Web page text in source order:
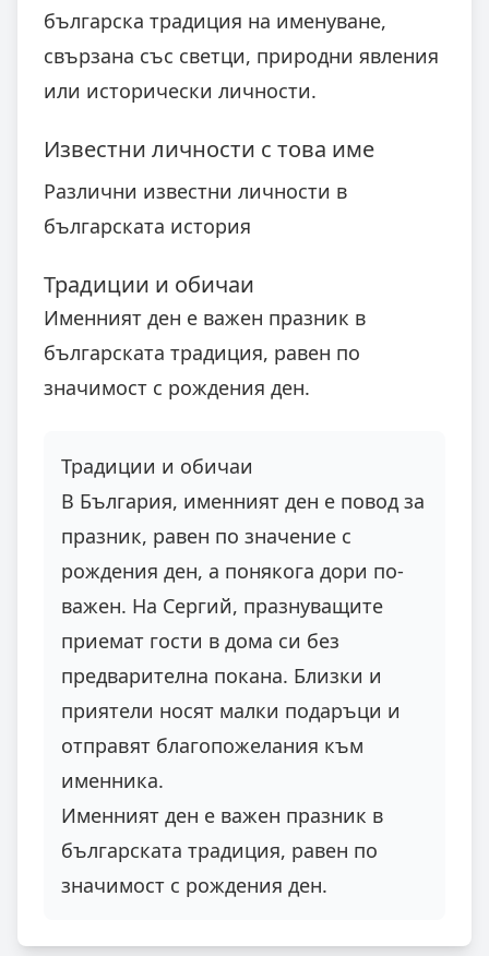
българска традиция на именуване,
свързана със светци, природни явления
или исторически личности.
Известни личности с това име
Различни известни личности в
българската история
Традиции и обичаи
Именният ден е важен празник в
българската традиция, равен по
значимост с рождения ден.
Традиции и обичаи
В България, именният ден е повод за
празник, равен по значение с
рождения ден, а понякога дори по-
важен. На Сергий, празнуващите
приемат гости в дома си без
предварителна покана. Близки и
приятели носят малки подаръци и
отправят благопожелания към
именника.
Именният ден е важен празник в
българската традиция, равен по
значимост с рождения ден.